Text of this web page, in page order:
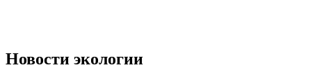
Новости экологии